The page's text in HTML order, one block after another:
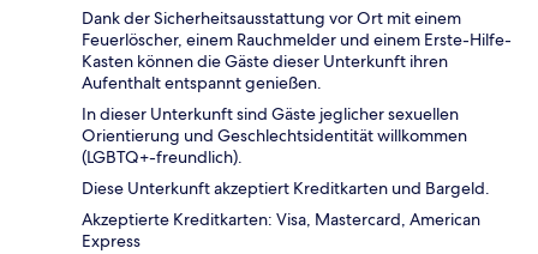
Dank der Sicherheitsausstattung vor Ort mit einem
Feuerlöscher, einem Rauchmelder und einem Erste-Hilfe-
Kasten können die Gäste dieser Unterkunft ihren
Aufenthalt entspannt genießen.
In dieser Unterkunft sind Gäste jeglicher sexuellen
Orientierung und Geschlechtsidentität willkommen
(LGBTQ+-freundlich).
Diese Unterkunft akzeptiert Kreditkarten und Bargeld.
Akzeptierte Kreditkarten: Visa, Mastercard, American
Express